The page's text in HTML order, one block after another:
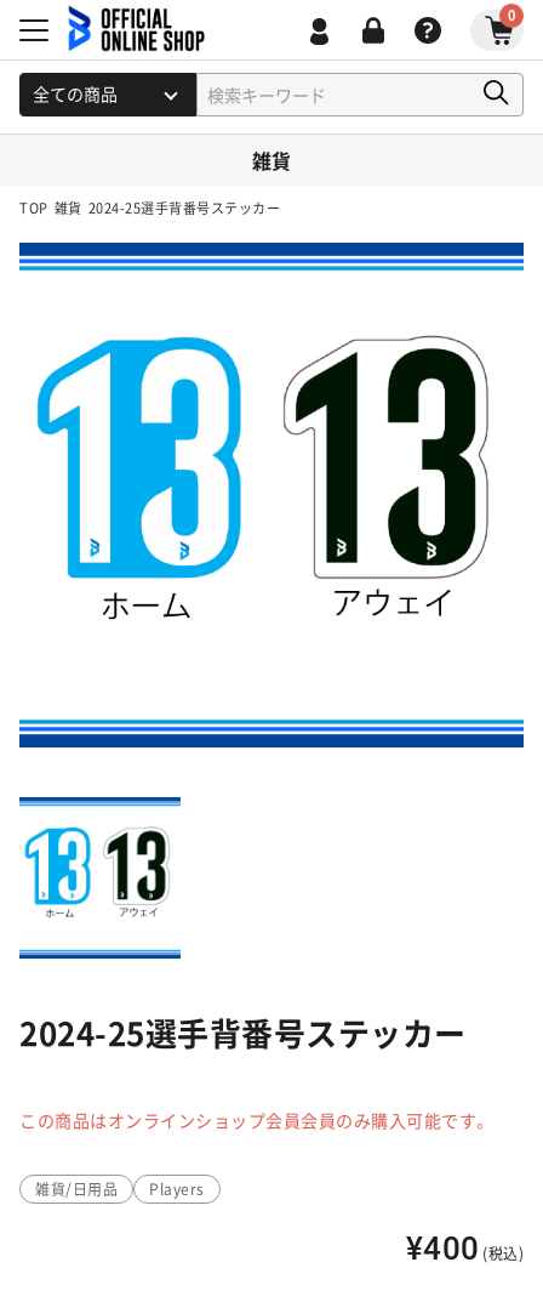
0
雑貨
TOP 雑貨 2024-25選手背番号ステッカー
2024-25選手背番号ステッカー
この商品はオンラインショップ会員会員のみ購入可能です。
雑貨/日用品 Players
¥400 (税込)